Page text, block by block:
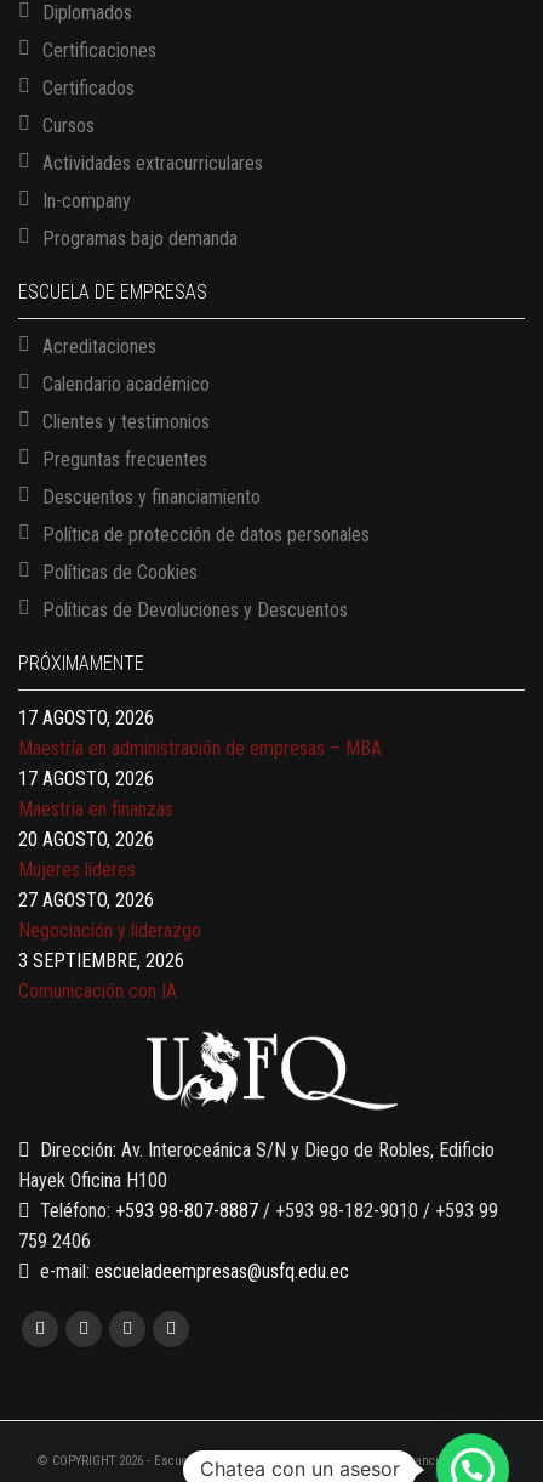
Diplomados
Certificaciones
Certificados
Cursos
Actividades extracurriculares
In-company
Programas bajo demanda
ESCUELA DE EMPRESAS
Acreditaciones
Calendario académico
Clientes y testimonios
Preguntas frecuentes
Descuentos y financiamiento
Política de protección de datos personales
Políticas de Cookies
Políticas de Devoluciones y Descuentos
PRÓXIMAMENTE
13 AGOSTO, 2026
17 AGOSTO, 2026
Gerencia de empresas familiares
17 AGOSTO, 2026
Maestría en administración de empresas – MBA
17 AGOSTO, 2026
Maestría en finanzas
20 AGOSTO, 2026
Mujeres líderes
27 AGOSTO, 2026
Negociación y liderazgo
3 SEPTIEMBRE, 2026
Comunicación con IA
Gobernanza de datos
13 AGOSTO, 2026
Finanzas para no financieros
Dirección: Av. Interoceánica S/N y Diego de Robles, Edificio
Hayek Oficina H100
Teléfono: +593 98-807-8887 / +593 98-182-9010 / +593 99
759 2406
e-mail: escueladeempresas@usfq.edu.ec
© COPYRIGHT 2026 - Escuela de Empresas de la Universidad San Francisco de Quito
Chatea con un asesor